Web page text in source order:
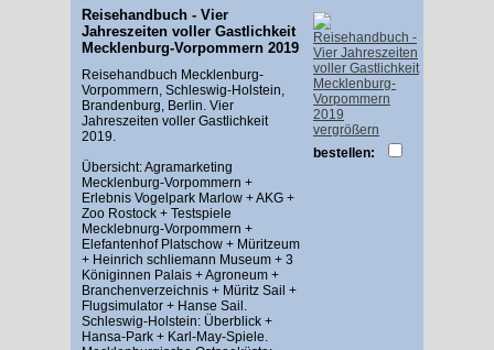
Reisehandbuch - Vier
Jahreszeiten voller Gastlichkeit
Mecklenburg-Vorpommern 2019
Reisehandbuch Mecklenburg-
Vorpommern, Schleswig-Holstein,
Brandenburg, Berlin. Vier
Jahreszeiten voller Gastlichkeit
2019.
Übersicht: Agramarketing
Mecklenburg-Vorpommern +
Erlebnis Vogelpark Marlow + AKG +
Zoo Rostock + Testspiele
Mecklebnurg-Vorpommern +
Elefantenhof Platschow + Müritzeum
+ Heinrich schliemann Museum + 3
Königinnen Palais + Agroneum +
Branchenverzeichnis + Müritz Sail +
Flugsimulator + Hanse Sail.
Schleswig-Holstein: Überblick +
Hansa-Park + Karl-May-Spiele.
vergrößern
bestellen: